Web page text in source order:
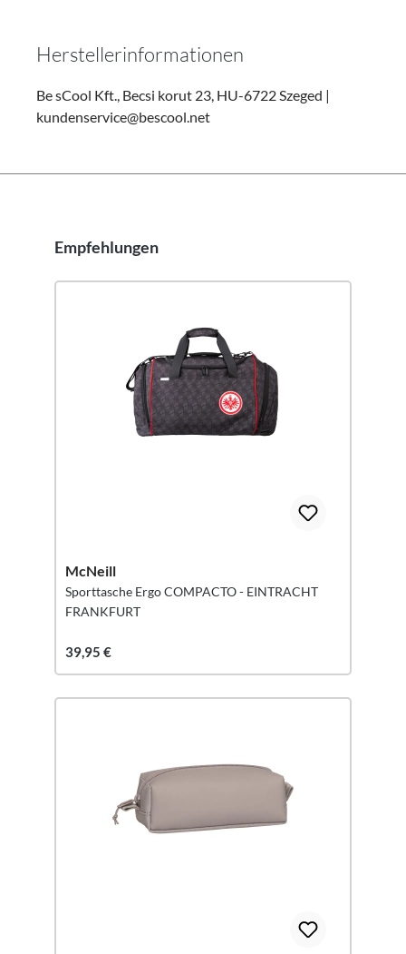
Herstellerinformationen
Be sCool Kft., Becsi korut 23, HU-6722 Szeged |
kundenservice@bescool.net
Produktgalerie überspringen
Empfehlungen
McNeill
Sporttasche Ergo COMPACTO - EINTRACHT
FRANKFURT
39,95 €